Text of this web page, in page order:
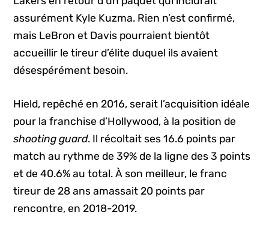
assurément Kyle Kuzma. Rien n’est confirmé,
mais LeBron et Davis pourraient bientôt
accueillir le tireur d’élite duquel ils avaient
désespérément besoin.
Hield, repêché en 2016, serait l’acquisition idéale
pour la franchise d’Hollywood, à la position de
shooting guard. Il récoltait ses 16.6 points par
match au rythme de 39% de la ligne des 3 points
et de 40.6% au total. À son meilleur, le franc
tireur de 28 ans amassait 20 points par
rencontre, en 2018-2019.